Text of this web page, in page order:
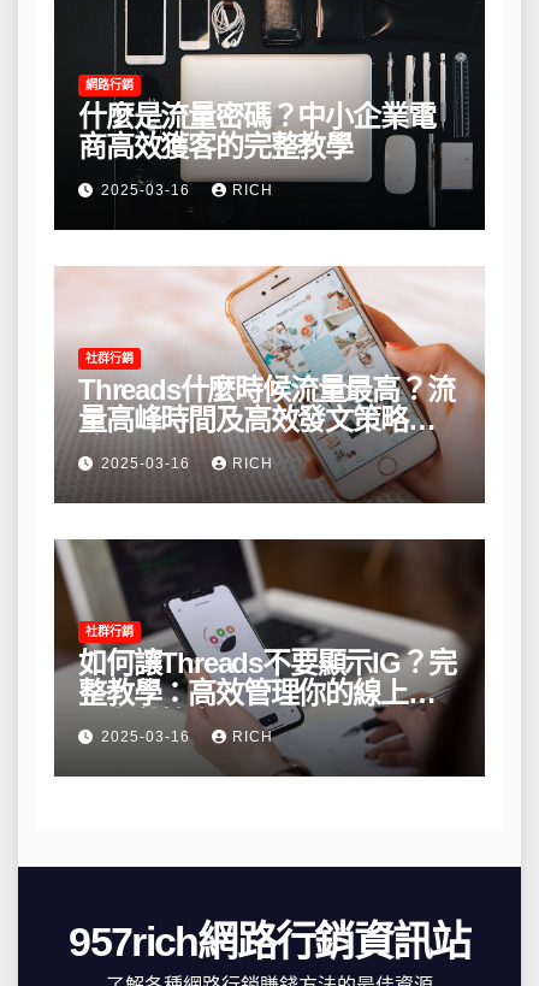
網路行銷
什麼是流量密碼？中小企業電
商高效獲客的完整教學
2025-03-16 RICH
社群行銷
Threads什麼時候流量最高？流
量高峰時間及高效發文策略攻
略2025-03-16 RICH
社群行銷
如何讓Threads不要顯示IG？完
整教學：高效管理你的線上隱
私與數據安全
2025-03-16 RICH
957rich網路行銷資訊站